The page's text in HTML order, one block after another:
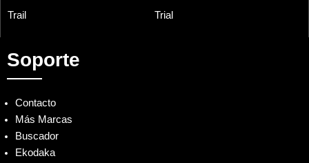
Trail Trial
Soporte
Contacto
Más Marcas
Buscador
Ekodaka